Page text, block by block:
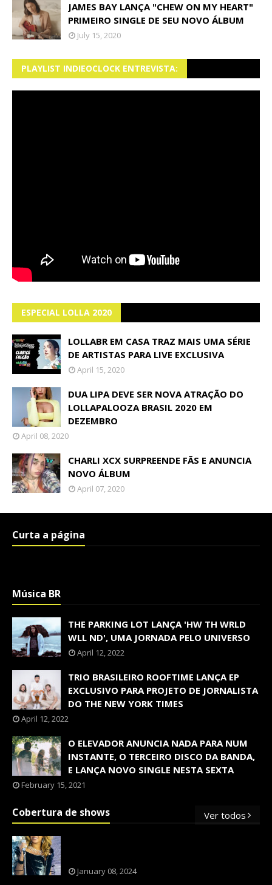
JAMES BAY LANÇA "CHEW ON MY HEART"
PRIMEIRO SINGLE DE SEU NOVO ÁLBUM
July 15, 2020
PLAYLIST INDIEOCLOCK ENTREVISTA:
ESPECIAL LOLLA 2020
LOLLABR EM CASA TRAZ MAIS UMA SÉRIE
DE ARTISTAS PARA LIVE EXCLUSIVA
April 15, 2020
DUA LIPA DEVE SER NOVA ATRAÇÃO DO
LOLLAPALOOZA BRASIL 2020 EM
DEZEMBRO
April 08, 2020
CHARLI XCX SURPREENDE FÃS E ANUNCIA
NOVO ÁLBUM
April 07, 2020
Curta a página
Música BR
THE PARKING LOT LANÇA 'HW TH WRLD
WLL ND', UMA JORNADA PELO UNIVERSO
April 12, 2022
TRIO BRASILEIRO ROOFTIME LANÇA EP
EXCLUSIVO PARA PROJETO DE JORNALISTA
DO THE NEW YORK TIMES
April 12, 2022
O ELEVADOR ANUNCIA NADA PARA NUM
INSTANTE, O TERCEIRO DISCO DA BANDA,
E LANÇA NOVO SINGLE NESTA SEXTA
February 15, 2021
Cobertura de shows Ver todos
January 08, 2024